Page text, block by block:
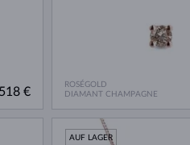
518 €
ROSÉGOLD
DIAMANT CHAMPAGNE
AUF LAGER